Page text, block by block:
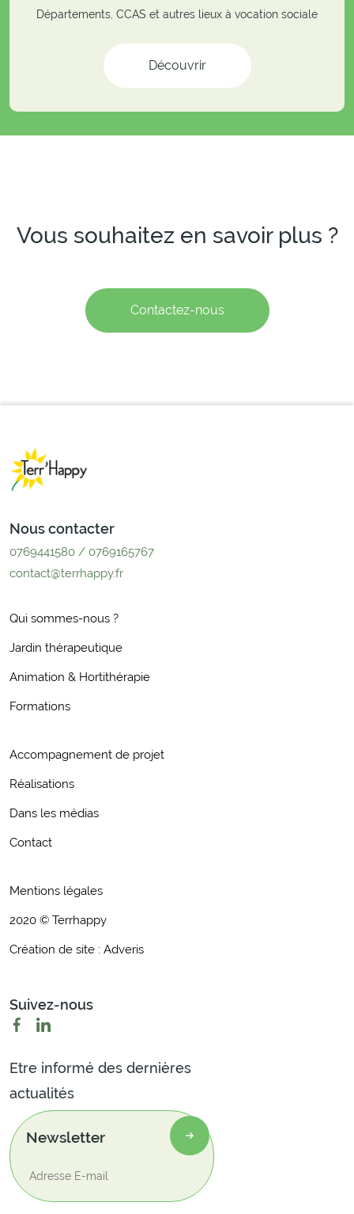
Départements, CCAS et autres lieux à vocation sociale
Découvrir
Vous souhaitez en savoir plus ?
Contactez-nous
Nous contacter
0769441580 / 0769165767
contact@terrhappy.fr
Qui sommes-nous ?
Jardin thérapeutique
Animation & Hortithérapie
Formations
Accompagnement de projet
Réalisations
Dans les médias
Contact
Mentions légales
2020 © Terrhappy
Création de site : Adveris
Suivez-nous
Etre informé des dernières
actualités
Newsletter